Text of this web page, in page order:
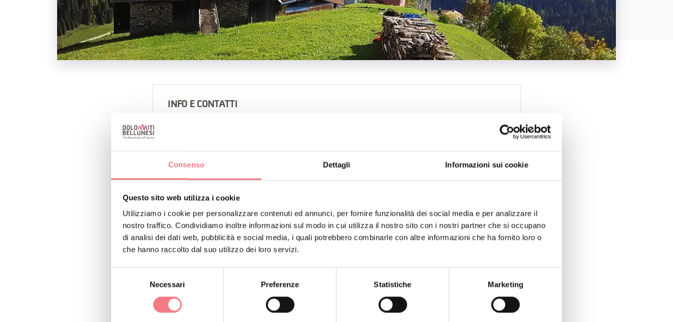
Consenso Dettagli Informazioni sui cookie
Questo sito web utilizza i cookie
Utilizziamo i cookie per personalizzare contenuti ed annunci, per fornire funzionalità dei social media e per analizzare il
nostro traffico. Condividiamo inoltre informazioni sul modo in cui utilizza il nostro sito con i nostri partner che si occupano
di analisi dei dati web, pubblicità e social media, i quali potrebbero combinarle con altre informazioni che ha fornito loro o
che hanno raccolto dal suo utilizzo dei loro servizi.
Necessari Preferenze Statistiche Marketing
INFO E CONTATTI
https://bookingvalcomelico.it/appartamenti-case/#/alloggi
Come arrivare
PRENOTA RICHIEDI INFORMAZIONI